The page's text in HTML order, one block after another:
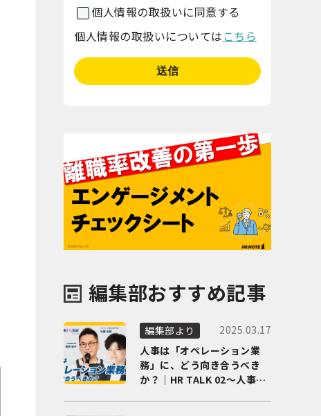
個人情報の取扱いに同意する
個人情報の取扱いについては こちら
編集部おすすめ記事
編集部より
2025.03.17
人事は「オペレーション業
務」に、どう向き合うべき
か？｜HR TALK 02～人事DX